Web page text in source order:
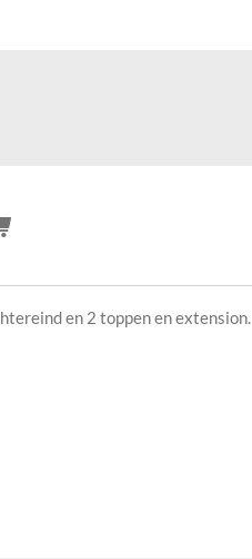
en 2 toppen en extension.